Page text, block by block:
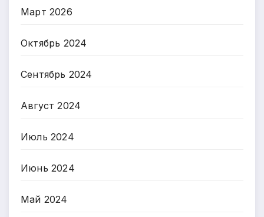
Март 2026
Октябрь 2024
Сентябрь 2024
Август 2024
Июль 2024
Июнь 2024
Май 2024